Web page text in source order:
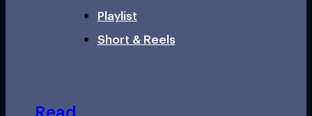
Playlist
Short & Reels
Read